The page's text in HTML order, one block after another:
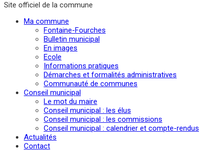
Site officiel de la commune
Ma commune
Fontaine-Fourches
Bulletin municipal
En images
Ecole
Informations pratiques
Démarches et formalités administratives
Communauté de communes
Conseil municipal
Le mot du maire
Conseil municipal : les élus
Conseil municipal : les commissions
Conseil municipal : calendrier et compte-rendus
Actualités
Contact